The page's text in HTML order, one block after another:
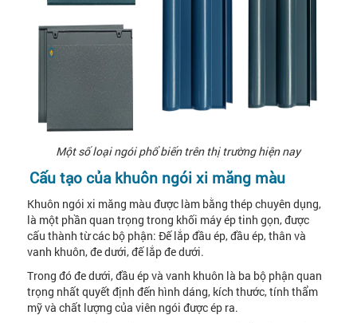
Một số loại ngói phổ biến trên thị trường hiện nay
Cấu tạo của khuôn ngói xi măng màu
Khuôn ngói xi măng màu được làm bằng thép chuyên dụng,
là một phần quan trọng trong khối máy ép tinh gọn, được
cấu thành từ các bộ phận: Đế lắp đầu ép, đầu ép, thân và
vanh khuôn, đe dưới, đế lắp đe dưới.
Trong đó đe dưới, đầu ép và vanh khuôn là ba bộ phận quan
trọng nhất quyết định đến hình dáng, kích thước, tính thẩm
mỹ và chất lượng của viên ngói được ép ra.